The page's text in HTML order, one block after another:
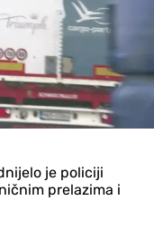
je policiji
prelazima i